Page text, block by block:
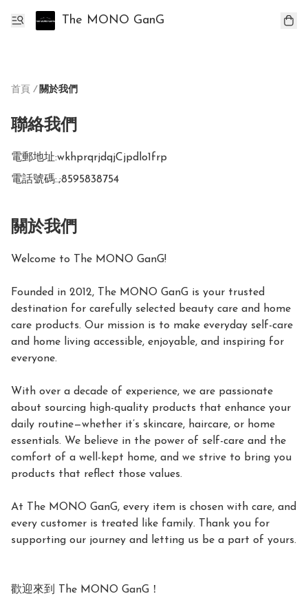
The MONO GanG
首頁 / 關於我們
聯絡我們
電郵地址:wkhprqrjdqjCjpdlo1frp
電話號碼:.;8595838754
關於我們
Welcome to The MONO GanG!
Founded in 2012, The MONO GanG is your trusted
destination for carefully selected beauty care and home
care products. Our mission is to make everyday self-care
and home living accessible, enjoyable, and inspiring for
everyone.
With over a decade of experience, we are passionate
about sourcing high-quality products that enhance your
daily routine—whether it’s skincare, haircare, or home
essentials. We believe in the power of self-care and the
comfort of a well-kept home, and we strive to bring you
products that reflect those values.
At The MONO GanG, every item is chosen with care, and
every customer is treated like family. Thank you for
supporting our journey and letting us be a part of yours.
歡迎來到 The MONO GanG！